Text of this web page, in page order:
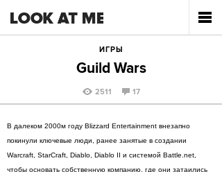
ИГРЫ
Guild Wars
2511 17
В далеком 2000м году Blizzard Entertainment внезапно
покинули ключевые люди, ранее занятые в создании
Warcraft, StarCraft, Diablo, Diablo II и системой Battle.net,
чтобы основать собственную компанию, где они затаились